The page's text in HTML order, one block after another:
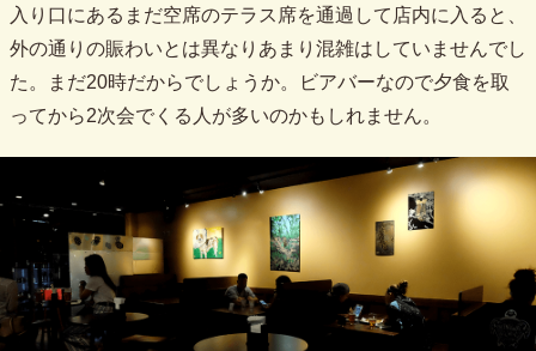
入り口にあるまだ空席のテラス席を通過して店内に入ると、
外の通りの賑わいとは異なりあまり混雑はしていませんでし
た。まだ20時だからでしょうか。ビアバーなので夕食を取
ってから2次会でくる人が多いのかもしれません。